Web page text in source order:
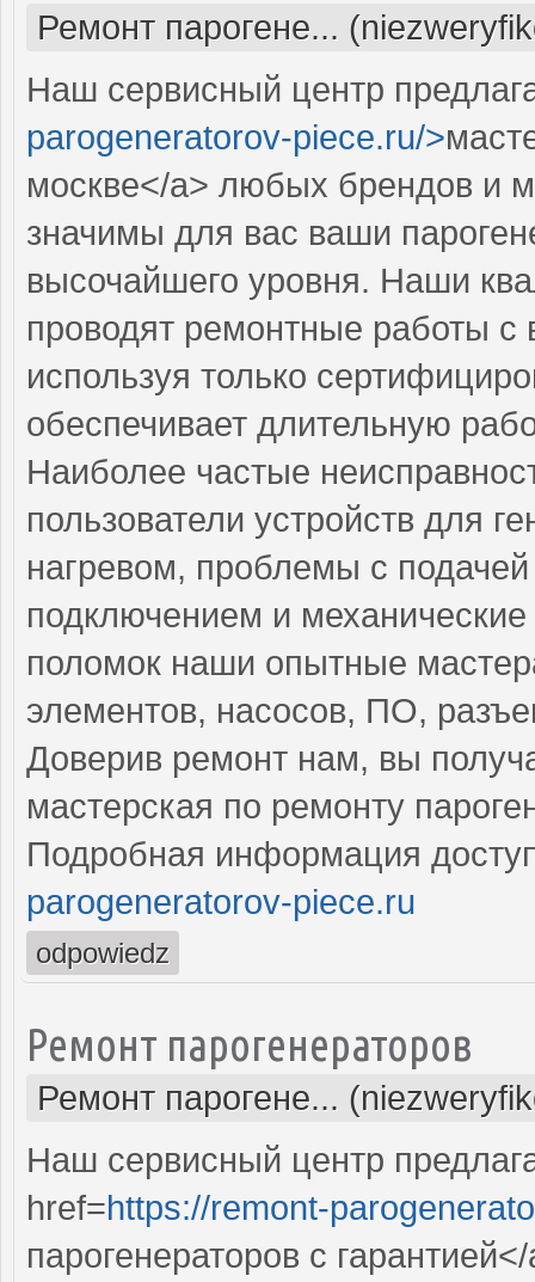
Ремонт парогене...
Наш сервисный центр
parogeneratorov-piece.ru/>
москве</a> любых брендов и
значимы для вас ваши
высочайшего уровня. Наши
проводят ремонтные работы с
используя только
обеспечивает длительную
Наиболее частые
пользователи устройств для
нагревом, проблемы с
подключением и
поломок наши опытные
элементов, насосов, ПО,
Доверив ремонт нам, вы
мастерская по ремонту
Подробная информация
parogeneratorov-piece.ru
odpowiedz
Ремонт парогенераторов
Ремонт парогене...
Наш сервисный центр
href=https://remont-
парогенераторов с